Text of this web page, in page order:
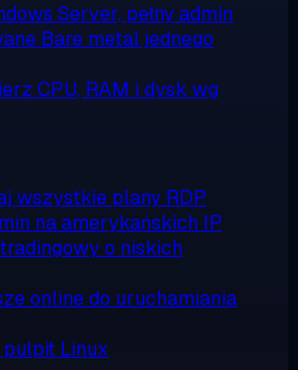
Server, pełny admin
Bare metal jednego
CPU, RAM i dysk wg
wszystkie plany RDP
na amerykańskich IP
o niskich
online do uruchamiania
pulpit Linux